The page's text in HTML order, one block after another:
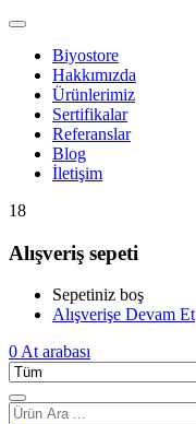
Biyostore
Hakkımızda
Ürünlerimiz
Sertifikalar
Referanslar
Blog
İletişim
18
Alışveriş sepeti
Sepetiniz boş
Alışverişe Devam Et
0At arabası